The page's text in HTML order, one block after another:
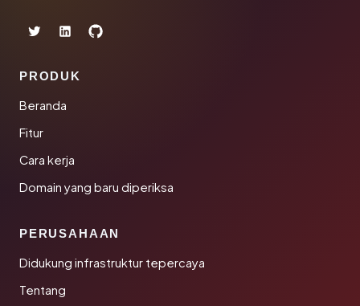
PRODUK
Beranda
Fitur
Cara kerja
Domain yang baru diperiksa
PERUSAHAAN
Didukung infrastruktur tepercaya
Tentang